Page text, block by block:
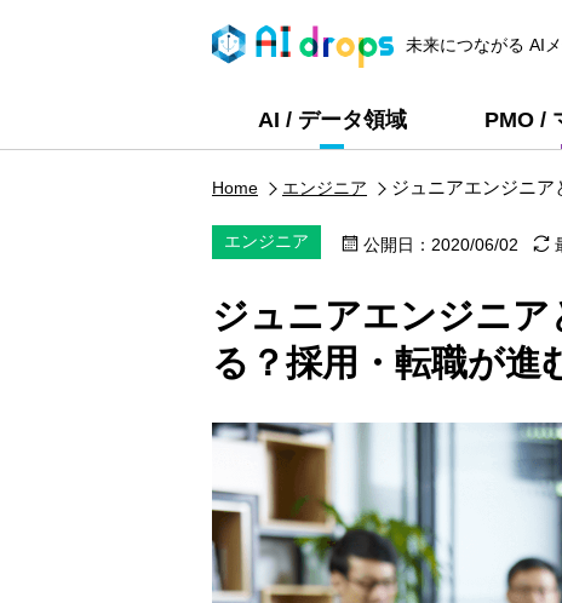
未来につながる AI
AI / データ領域 PMO /
Home エンジニア ジュニアエンジニ
エンジニア 公開日： 2020/06/02
ジュニアエンジニ
る？採用・転職が進
【Python】生成AIソリューション活用におけ
る顧客伴走支援エンジニアの求人・案件
〜 ¥720,000 /月